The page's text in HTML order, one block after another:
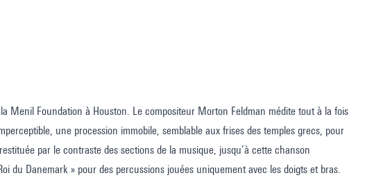
Menil Foundation à Houston. Le compositeur Morton Feldman médite tout à la fois
une procession immobile, semblable aux frises des temples grecs, pour
par le contraste des sections de la musique, jusqu’à cette chanson
du Danemark » pour des percussions jouées uniquement avec les doigts et bras.